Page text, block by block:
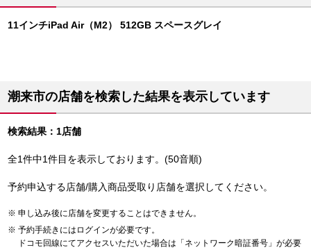
11インチiPad Air（M2） 512GB スペースグレイ
潮来市の店舗を検索した結果を表示しています
検索結果：1店舗
全1件中1件目を表示しております。(50音順)
予約申込する店舗/購入商品受取り店舗を選択してください。
申し込み後に店舗を変更することはできません。
予約手続きにはログインが必要です。
ドコモ回線にてアクセスいただいた場合は「ネットワーク暗証番号」が必要